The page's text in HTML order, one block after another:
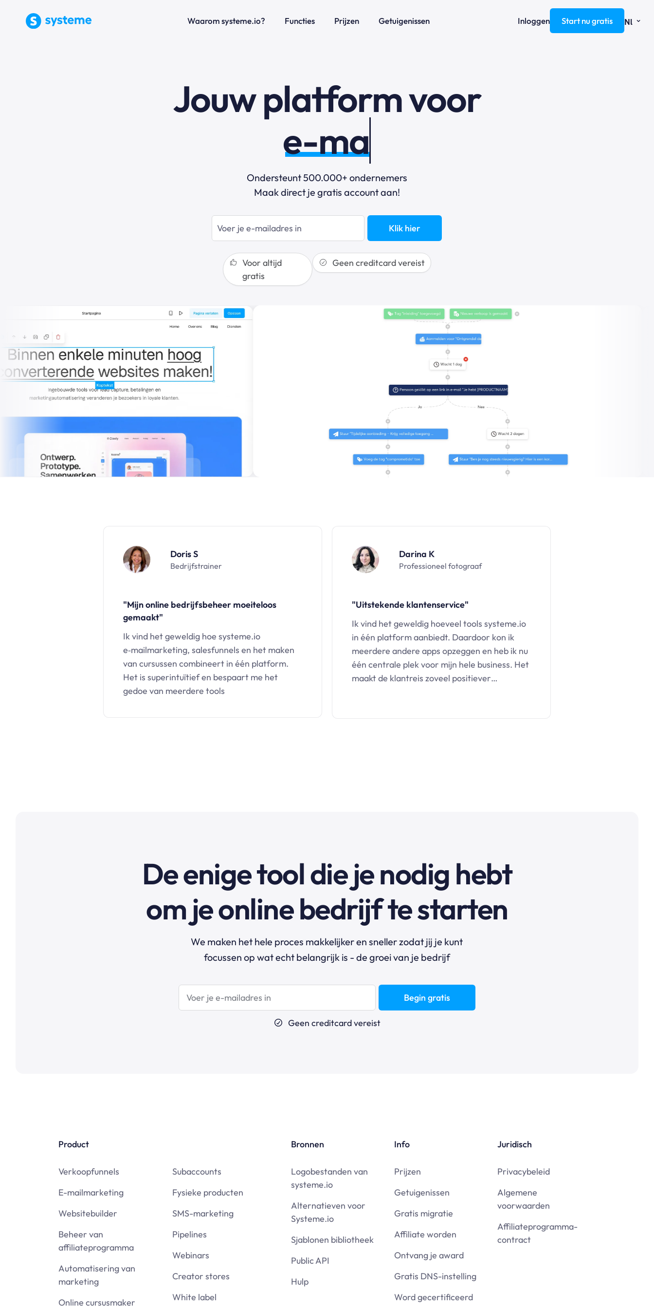
Waarom systeme.io? Functies Prijzen Getuigenissen Inloggen Start nu gratis Nl ⌄
Jouw platform voor
e-mailmarket
Ondersteunt 500.000+ ondernemers
Maak direct je gratis account aan!
Klik hier
Voor altijd
gratis
Geen creditcard vereist
Doris S
Bedrijfstrainer
"Mijn online bedrijfsbeheer moeiteloos
gemaakt"
Ik vind het geweldig hoe systeme.io
e‑mailmarketing, salesfunnels en het maken
van cursussen combineert in één platform.
Het is superintuïtief en bespaart me het
gedoe van meerdere tools
Darina K
Professioneel fotograaf
"Uitstekende klantenservice"
Ik vind het geweldig hoeveel tools systeme.io
in één platform aanbiedt. Daardoor kon ik
meerdere andere apps opzeggen en heb ik nu
één centrale plek voor mijn hele business. Het
maakt de klantreis zoveel positiever…
De enige tool die je nodig hebt
om je online bedrijf te starten
We maken het hele proces makkelijker en sneller zodat jij je kunt
focussen op wat echt belangrijk is - de groei van je bedrijf
Begin gratis
Geen creditcard vereist
Product
Verkoopfunnels
E-mailmarketing
Websitebuilder
Beheer van
affiliateprogramma
Automatisering van
marketing
Online cursusmaker
Subaccounts
Fysieke producten
SMS-marketing
Pipelines
Webinars
Creator stores
White label
Bronnen
Logobestanden van
systeme.io
Alternatieven voor
Systeme.io
Sjablonen bibliotheek
Public API
Hulp
Info
Prijzen
Getuigenissen
Gratis migratie
Affiliate worden
Ontvang je award
Gratis DNS-instelling
Word gecertificeerd
Juridisch
Privacybeleid
Algemene
voorwaarden
Affiliateprogramma-
contract